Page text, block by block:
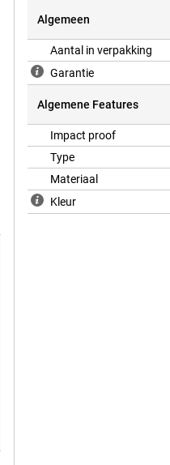
Algemeen
Aantal in verpakking
Garantie
Algemene Features
Impact proof
Type
Materiaal
Kleur